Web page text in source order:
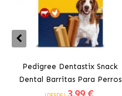
Pedigree Dentastix Snack
Dental Barritas Para Perros
Medianos 10-25 kg